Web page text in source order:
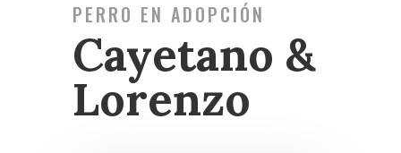
PERRO EN ADOPCIÓN
Cayetano &
Lorenzo